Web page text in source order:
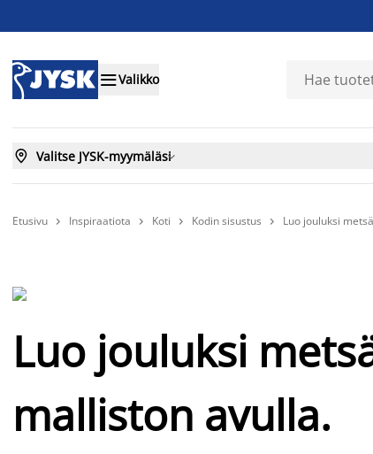
Valikko
 Valitse JYSK-myymäläsi
Etusivu  Inspiraatiota  Koti  Kodin sisustus  Luo jouluksi
Luo jouluksi
malliston avulla.